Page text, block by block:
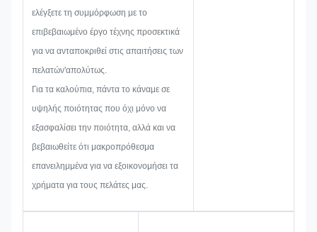
ελέγξετε τη συμμόρφωση με το
επιβεβαιωμένο έργο τέχνης προσεκτικά
για να ανταποκριθεί στις απαιτήσεις των
πελατών'απολύτως.
Για τα καλούπια, πάντα το κάναμε σε
υψηλής ποιότητας που όχι μόνο να
εξασφαλίσει την ποιότητα, αλλά και να
βεβαιωθείτε ότι μακροπρόθεσμα
επανειλημμένα για να εξοικονομήσει τα
χρήματα για τους πελάτες μας.